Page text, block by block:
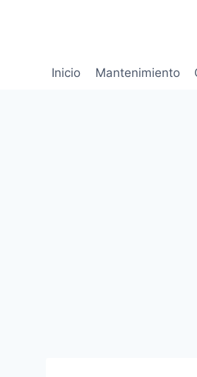
Inicio
Mantenimiento